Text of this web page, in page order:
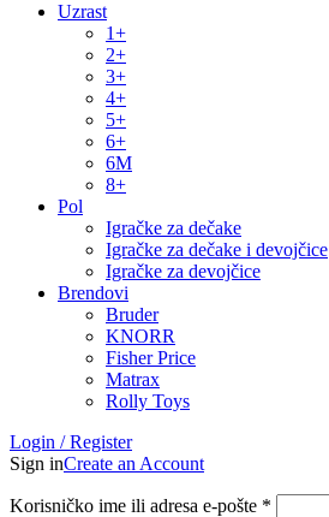
Uzrast
1+
2+
3+
4+
5+
6+
6M
8+
Pol
Igračke za dečake
Igračke za dečake i devojčice
Igračke za devojčice
Brendovi
Bruder
KNORR
Fisher Price
Matrax
Rolly Toys
Login / Register
Sign inCreate an Account
Korisničko ime ili adresa e-pošte *